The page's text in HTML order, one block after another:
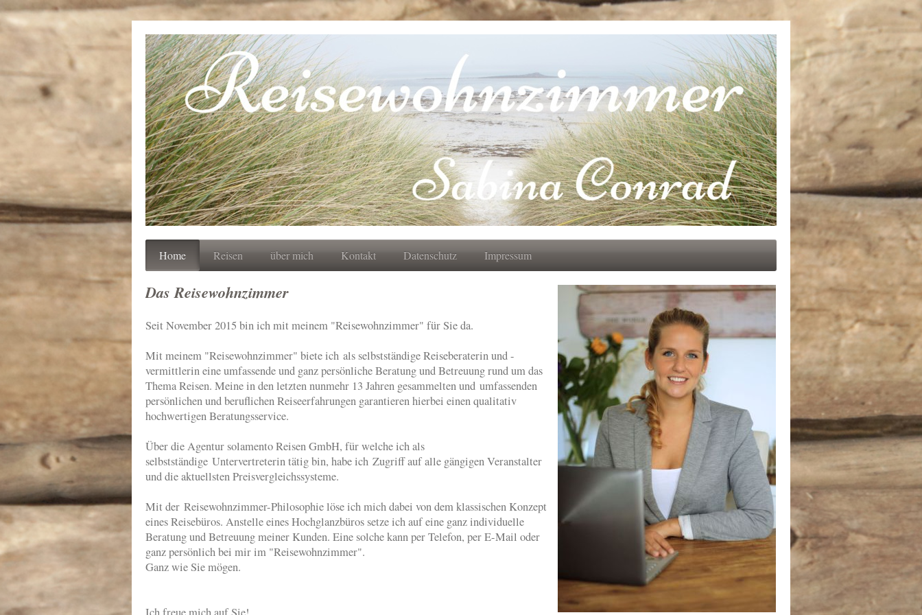
Home Reisen über mich Kontakt Datenschutz Impressum
Das Reisewohnzimmer
Seit November 2015 bin ich mit meinem "Reisewohnzimmer" für Sie da.
Mit meinem "Reisewohnzimmer" biete ich als selbstständige Reiseberaterin und -
vermittlerin eine umfassende und ganz persönliche Beratung und Betreuung rund um das
Thema Reisen. Meine in den letzten nunmehr 13 Jahren gesammelten und umfassenden
persönlichen und beruflichen Reiseerfahrungen garantieren hierbei einen qualitativ
hochwertigen Beratungsservice.
Über die Agentur solamento Reisen GmbH, für welche ich als
selbstständige Untervertreterin tätig bin, habe ich Zugriff auf alle gängigen Veranstalter
und die aktuellsten Preisvergleichssysteme.
Mit der Reisewohnzimmer-Philosophie löse ich mich dabei von dem klassischen Konzept
eines Reisebüros. Anstelle eines Hochglanzbüros setze ich auf eine ganz individuelle
Beratung und Betreuung meiner Kunden. Eine solche kann per Telefon, per E-Mail oder
ganz persönlich bei mir im "Reisewohnzimmer".
Ganz wie Sie mögen.